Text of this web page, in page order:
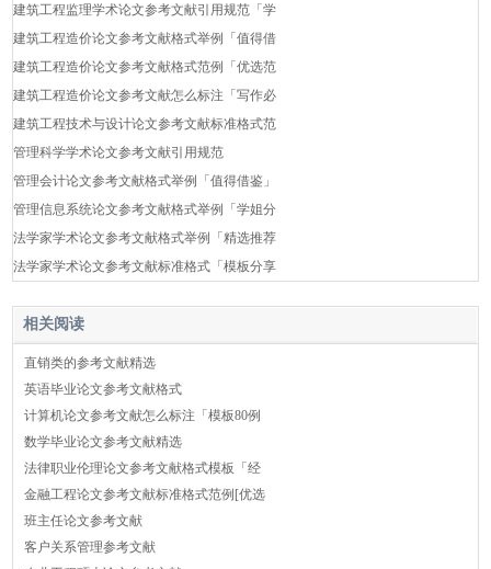
建筑工程监理学术论文参考文献引用规范「学
建筑工程造价论文参考文献格式举例「值得借
建筑工程造价论文参考文献格式范例「优选范
建筑工程造价论文参考文献怎么标注「写作必
建筑工程技术与设计论文参考文献标准格式范
管理科学学术论文参考文献引用规范
管理会计论文参考文献格式举例「值得借鉴」
管理信息系统论文参考文献格式举例「学姐分
法学家学术论文参考文献格式举例「精选推荐
法学家学术论文参考文献标准格式「模板分享
相关阅读
直销类的参考文献精选
英语毕业论文参考文献格式
计算机论文参考文献怎么标注「模板80例
数学毕业论文参考文献精选
法律职业伦理论文参考文献格式模板「经
金融工程论文参考文献标准格式范例[优选
班主任论文参考文献
客户关系管理参考文献